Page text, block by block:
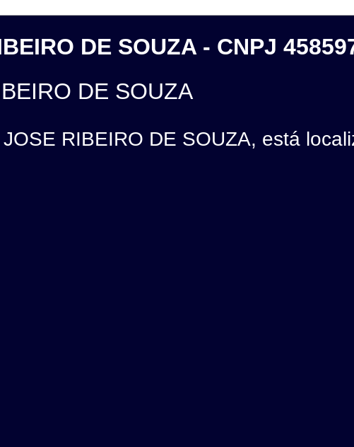
DE SOUZA - CNPJ
DE SOUZA
RIBEIRO DE SOUZA, está